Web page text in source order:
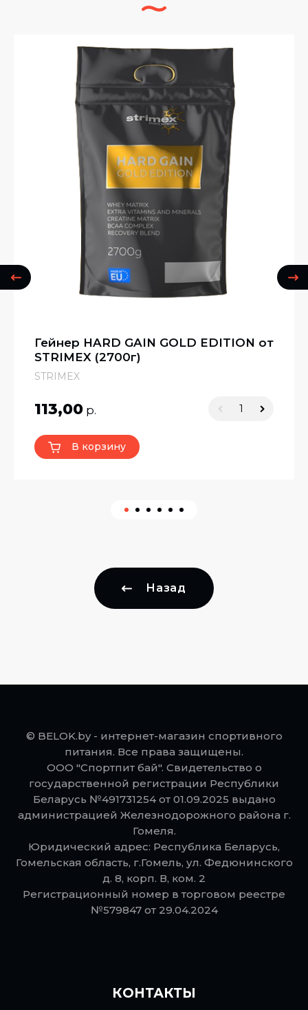
Гейнер HARD GAIN GOLD EDITION от
STRIMEX (2700г)
STRIMEX
113,00 р.
В корзину
Назад
© BELOK.by - интернет-магазин спортивного
питания. Все права защищены.
ООО "Спортпит бай". Свидетельство о
государственной регистрации Республики
Беларусь №491731254 от 01.09.2025 выдано
администрацией Железнодорожного района г.
Гомеля.
Юридический адрес: Республика Беларусь,
Гомельская область, г.Гомель, ул. Федюнинского
д. 8, корп. В, ком. 2
Регистрационный номер в торговом реестре
№579847 от 29.04.2024
КОНТАКТЫ